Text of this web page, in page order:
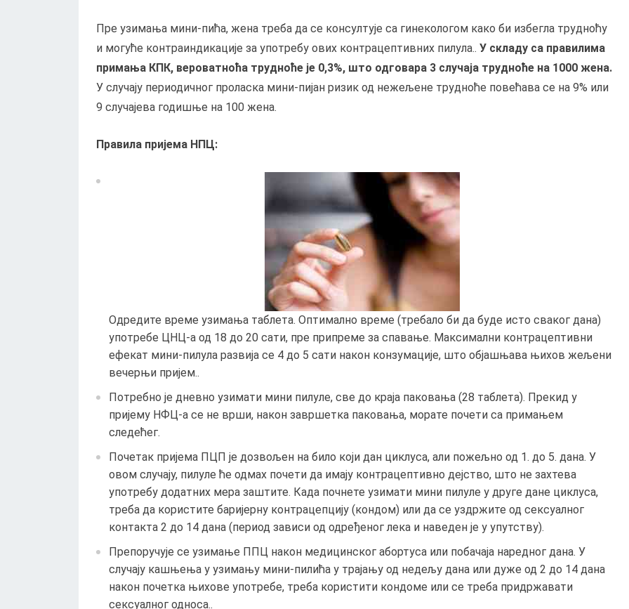
Пре узимања мини-пића, жена треба да се консултује са гинекологом како би избегла трудноћу
и могуће контраиндикације за употребу ових контрацептивних пилула.. У складу са правилима
примања КПК, вероватноћа трудноће је 0,3%, што одговара 3 случаја трудноће на 1000 жена.
У случају периодичног проласка мини-пијан ризик од нежељене трудноће повећава се на 9% или
9 случајева годишње на 100 жена.
Правила пријема НПЦ:
Одредите време узимања таблета. Оптимално време (требало би да буде исто сваког дана)
употребе ЦНЦ-а од 18 до 20 сати, пре припреме за спавање. Максимални контрацептивни
ефекат мини-пилула развија се 4 до 5 сати након конзумације, што објашњава њихов жељени
вечерњи пријем..
Потребно је дневно узимати мини пилуле, све до краја паковања (28 таблета). Прекид у
пријему НФЦ-а се не врши, након завршетка паковања, морате почети са примањем
следећег.
Почетак пријема ПЦП је дозвољен на било који дан циклуса, али пожељно од 1. до 5. дана. У
овом случају, пилуле ће одмах почети да имају контрацептивно дејство, што не захтева
употребу додатних мера заштите. Када почнете узимати мини пилуле у друге дане циклуса,
треба да користите баријерну контрацепцију (кондом) или да се уздржите од сексуалног
контакта 2 до 14 дана (период зависи од одређеног лека и наведен је у упутству).
Препоручује се узимање ППЦ након медицинског абортуса или побачаја наредног дана. У
случају кашњења у узимању мини-пилића у трајању од недељу дана или дуже од 2 до 14 дана
након почетка њихове употребе, треба користити кондоме или се треба придржавати
сексуалног односа..